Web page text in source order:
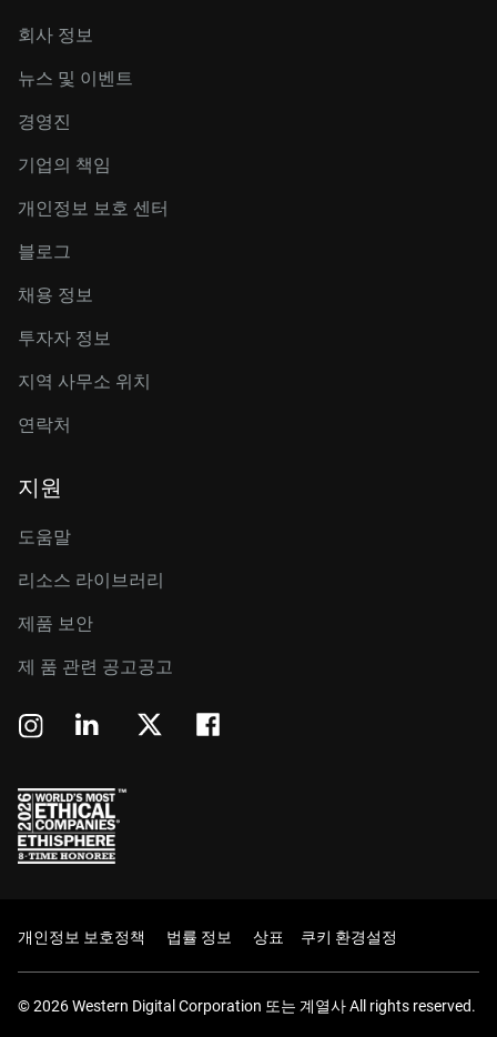
회사 정보
뉴스 및 이벤트
경영진
기업의 책임
개인정보 보호 센터
블로그
채용 정보
투자자 정보
지역 사무소 위치
연락처
지원
도움말
리소스 라이브러리
제품 보안
제 품 관련 공고공고
개인정보 보호정책 법률 정보 상표 쿠키 환경설정
© 2026 Western Digital Corporation 또는 계열사 All rights reserved.